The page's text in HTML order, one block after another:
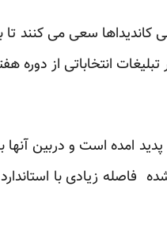
کاندیداها سعی می کنند تا
انتخاباتی از دوره
امده است و دربین آنها
فاصله زیادی با